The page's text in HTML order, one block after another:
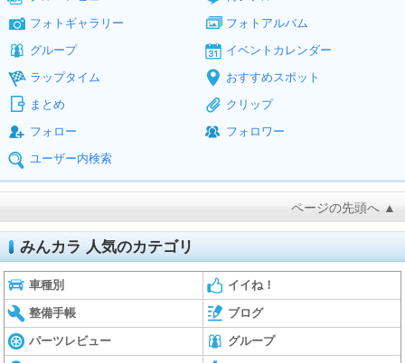
フォトギャラリー
フォトアルバム
グループ
イベントカレンダー
ラップタイム
おすすめスポット
まとめ
クリップ
フォロー
フォロワー
ユーザー内検索
ページの先頭へ ▲
みんカラ 人気のカテゴリ
車種別 イイね！
整備手帳 ブログ
パーツレビュー グループ